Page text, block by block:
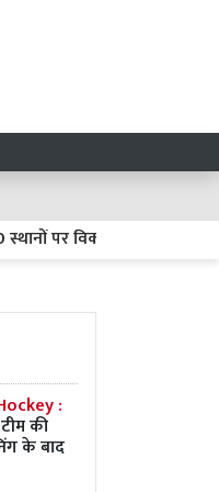
पर विकसित होंगे प्राकृतिक
:
की
के बाद